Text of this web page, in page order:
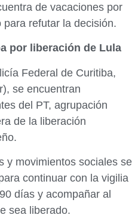
de vacaciones por
refutar la decisión.
por liberación de Lula
Federal de Curitiba,
se encuentran
del PT, agrupación
de la liberación
y movimientos sociales se
continuar con la vigilia
días y acompañar al
sea liberado.